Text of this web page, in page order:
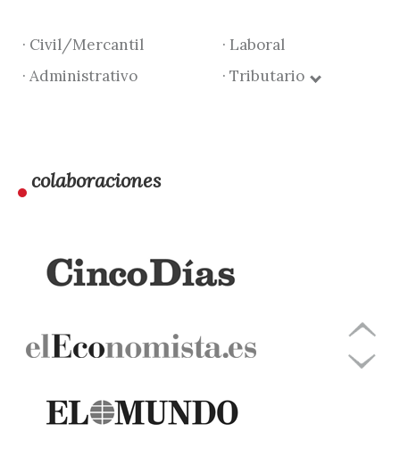
· Civil/Mercantil
· Laboral
· Administrativo
· Tributario
colaboraciones